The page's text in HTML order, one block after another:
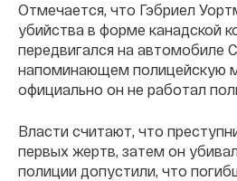
Отмечается, что Гэбриел
убийства в форме канадской
передвигался на автомобиле
напоминающем полицейскую
официально он не работал
Власти считают, что
первых жертв, затем он
полиции допустили, что